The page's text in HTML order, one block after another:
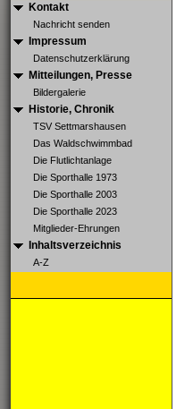
Kontakt
Nachricht senden
Impressum
Datenschutzerklärung
Mitteilungen, Presse
Bildergalerie
Historie, Chronik
TSV Settmarshausen
Das Waldschwimmbad
Die Flutlichtanlage
Die Sporthalle 1973
Die Sporthalle 2003
Die Sporthalle 2023
Mitglieder-Ehrungen
Inhaltsverzeichnis
A-Z